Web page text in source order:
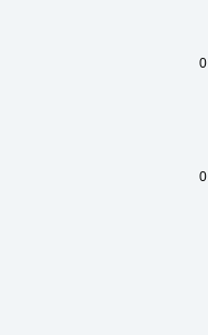
0
0